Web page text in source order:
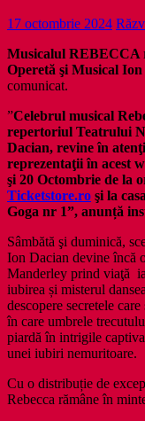
17 octombrie 2024
Musicalul REBECCA
Operetă şi Musical
comunicat.
”Celebrul musical
repertoriul Teatrului
Dacian, revine în
reprezentaţii în acest
şi 20 Octombrie de la
Ticketstore.ro şi la
Goga nr 1”, anunță
Sâmbătă şi duminică,
Ion Dacian devine încă
Manderley prind viaţă
iubirea și misterul
descopere secretele
în care umbrele
piardă în intrigile
unei iubiri nemuritoare.
Cu o distribuție de
Rebecca rămâne în